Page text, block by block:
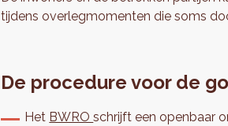
tijdens overlegmomenten die soms
De procedure voor de
Het BWROschrijft een openbaar